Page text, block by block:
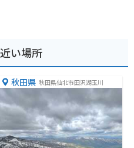
い場所
秋田県 秋田県仙北市田沢湖玉川